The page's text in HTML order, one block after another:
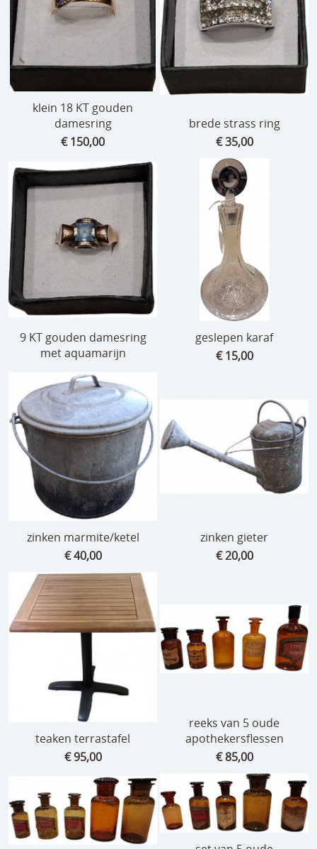
klein 18 KT gouden
damesring
€ 150,00
brede strass ring
€ 35,00
9 KT gouden damesring
met aquamarijn
geslepen karaf
€ 15,00
zinken marmite/ketel
€ 40,00
zinken gieter
€ 20,00
teaken terrastafel
€ 95,00
reeks van 5 oude
apothekersflessen
€ 85,00